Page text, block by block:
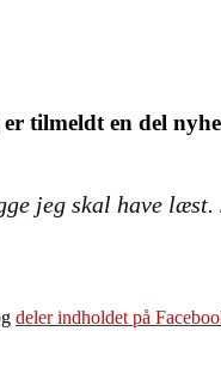
tilmeldt en del
jeg skal have
deler indholdet på